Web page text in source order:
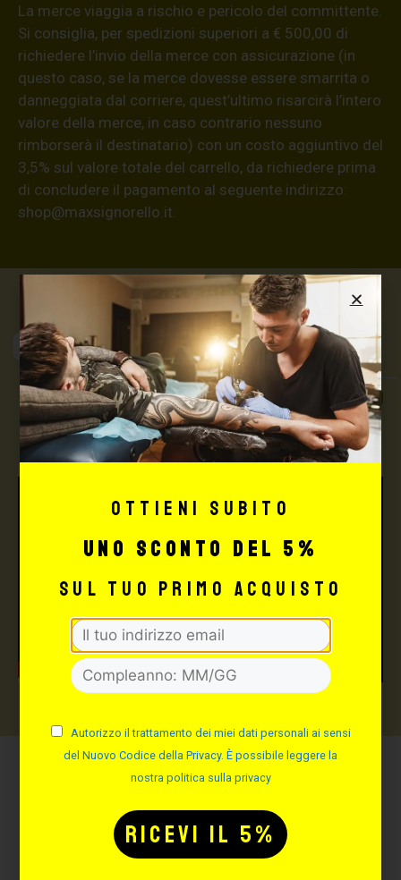
La merce viaggia a rischio e pericolo del committente.
Si consiglia, per spedizioni superiori a € 500,00 di
richiedere l’invio della merce con assicurazione (in
questo caso, se la merce dovesse essere smarrita o
danneggiata dal corriere, quest’ultimo risarcirà l’intero
valore della merce, in caso contrario nessuno
rimborserà il destinatario) con un costo aggiuntivo del
3,5% sul valore totale del carrello, da richiedere prima
di concludere il pagamento al seguente indirizzo:
shop@maxsignorello.it
Max Signorello
Tattoo Supply
TUTTO PER IL TUO
TATTOO STUDIO
Potrebbe interessarti
anche:
Ottieni subito
uno sconto del 5%
sul tuo primo acquisto
Autorizzo il trattamento dei miei dati personali ai sensi
del Nuovo Codice della Privacy. È possibile leggere la
nostra politica sulla privacy